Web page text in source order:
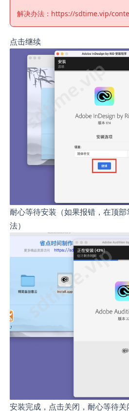
解决办法： https://sdtime.vip/
点击继续
耐心等待安装（如果报错，在顶
法）
安装完成，点击关闭，耐心等待关